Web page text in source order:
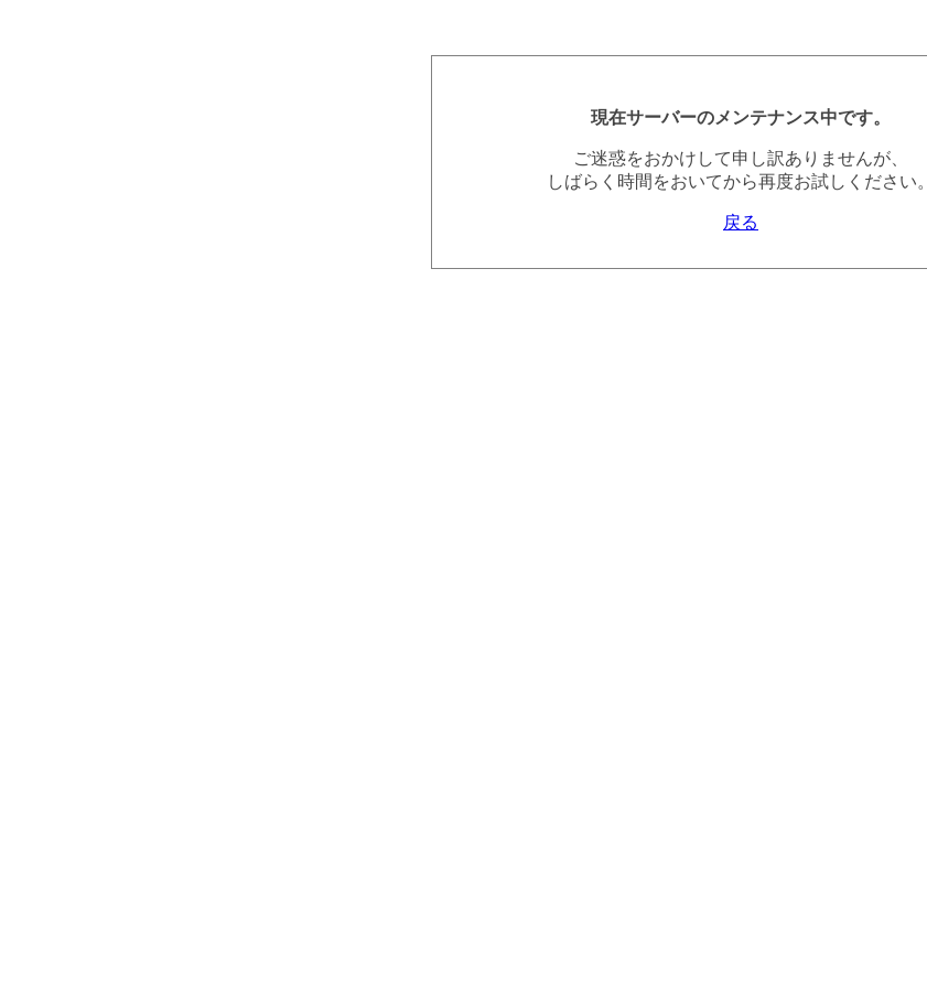
現在サーバーのメンテナンス中です。
ご迷惑をおかけして申し訳ありませんが、
しばらく時間をおいてから再度お試しください。
戻る